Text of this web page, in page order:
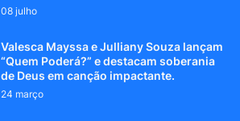
08 julho
Valesca Mayssa e Julliany Souza lançam
“Quem Poderá?” e destacam soberania
de Deus em canção impactante.
24 março